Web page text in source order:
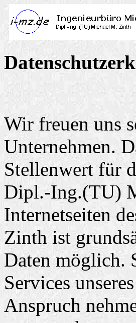
Wir freuen uns
Unternehmen.
Stellenwert für
Dipl.-Ing.(TU)
Internetseiten
Zinth ist
Daten möglich.
Services
Anspruch